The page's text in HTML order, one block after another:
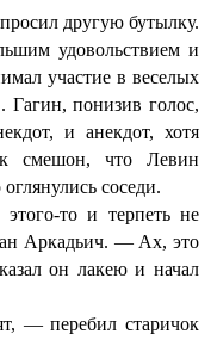
другую бутылку.
удовольствием и
участие в веселых
Гагин, понизив голос,
и анекдот, хотя
смешон, что Левин
соседи.
то и терпеть не
Аркадьич. — Ах, это
он лакею и начал
— перебил старичок